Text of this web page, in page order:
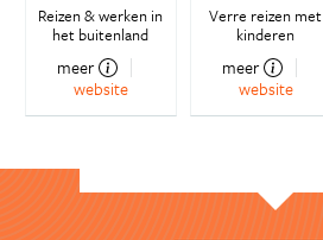
Reizen & werken in
het buitenland
meer
website
Verre reizen met
kinderen
meer
website